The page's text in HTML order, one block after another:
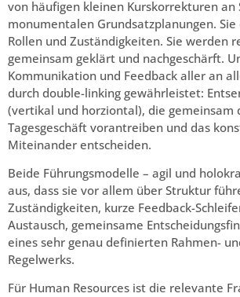
von häufigen kleinen Kurskorrekturen an
monumentalen Grundsatzplanungen.
Rollen und Zuständigkeiten. Sie werden
gemeinsam geklärt und nachgeschärft.
Kommunikation und Feedback aller an
durch double-linking gewährleistet:
(vertikal und horziontal), die gemeinsam
Tagesgeschäft vorantreiben und das
Miteinander entscheiden.
Beide Führungsmodelle – agil und
aus, dass sie vor allem über Struktur
Zuständigkeiten, kurze Feedback-
Austausch, gemeinsame
eines sehr genau definierten Rahmen-
Regelwerks.
Für Human Resources ist die relevante